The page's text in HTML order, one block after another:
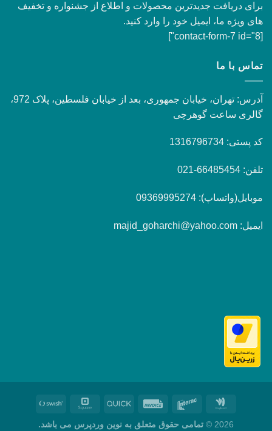
برای دریافت جدیدترین محصولات و اطلاع از جشنواره و تخفیف
های ویژه ما، ایمیل خود را وارد کنید.
[contact-form-7 id="8"]
تماس با ما
آدرس: تهران، خیابان جمهوری، بعد از خیابان فلسطین، پلاک 972،
گالری ساعت گوهرچی
کد پستی: 1316796734
تلفن: 66485454-021
موبایل(واتساپ): 09369995274
ایمیل: majid_goharchi@yahoo.com
2026 © تمامی حقوق متعلق به نوین وردپرس می باشد.